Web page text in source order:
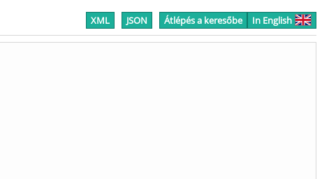
XML JSON Átlépés a keresőbe In English